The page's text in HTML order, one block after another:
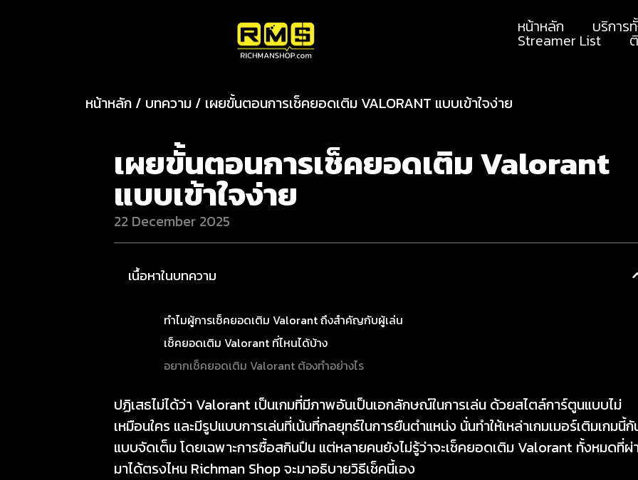
หน้าหลัก บริการ
Streamer List
หน้าหลัก / บทความ / เผยขั้นตอนการเช็คยอดเติม VALORANT แบบเข้าใจง่าย
เผยขั้นตอนการเช็คยอดเติม Valorant
แบบเข้าใจง่าย
22 December 2025
เนื้อหาในบทความ
ทำไมผู้การเช็คยอดเติม Valorant ถึงสำคัญกับผู้เล่น
เช็คยอดเติม Valorant ที่ไหนได้บ้าง
อยากเช็คยอดเติม Valorant ต้องทำอย่างไร
ปฏิเสธไม่ได้ว่า Valorant เป็นเกมที่มีภาพอันเป็นเอกลักษณ์ในการเล่น ด้วยสไตล์การ์ตูนแบบไม่
เหมือนใคร และมีรูปแบบการเล่นที่เน้นที่กลยุทธ์ในการยืนตำแหน่ง นั่นทำให้เหล่าเกมเมอร์เติมเกมนี้
แบบจัดเต็ม โดยเฉพาะการซื้อสกินปืน แต่หลายคนยังไม่รู้ว่าจะเช็คยอดเติม Valorant ทั้งหมดที่ผ่
มาได้ตรงไหน Richman Shop จะมาอธิบายวิธีเช็คนี้เอง